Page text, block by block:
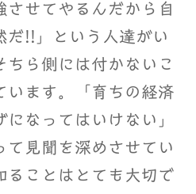
させてやるんだから自
だ!!」という人達がい
ちら側には付かないこ
います。「育ちの経済
なってはいけない」
て見聞を深めさせてい
ることはとても大切で